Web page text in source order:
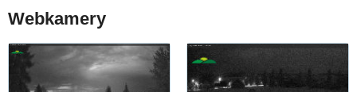
Webkamery